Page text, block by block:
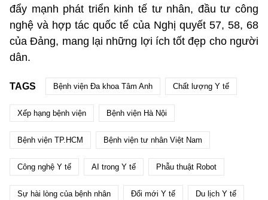
đẩy mạnh phát triển kinh tế tư nhân, đầu tư công
nghệ và hợp tác quốc tế của Nghị quyết 57, 58, 68
của Đảng, mang lại những lợi ích tốt đẹp cho người
dân.
TAGS Bệnh viện Đa khoa Tâm Anh Chất lượng Y tế
Xếp hạng bệnh viện Bệnh viện Hà Nội
Bệnh viện TP.HCM Bệnh viện tư nhân Việt Nam
Công nghệ Y tế AI trong Y tế Phẫu thuật Robot
Sự hài lòng của bệnh nhân Đổi mới Y tế Du lịch Y tế